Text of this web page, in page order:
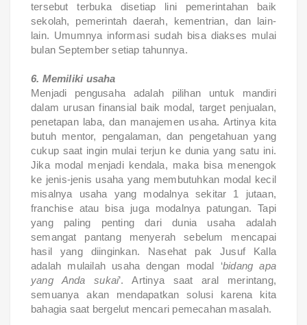
tersebut terbuka disetiap lini pemerintahan baik
sekolah, pemerintah daerah, kementrian, dan lain-
lain. Umumnya informasi sudah bisa diakses mulai
bulan September setiap tahunnya.
6. Memiliki usaha
Menjadi pengusaha adalah pilihan untuk mandiri
dalam urusan finansial baik modal, target penjualan,
penetapan laba, dan manajemen usaha. Artinya kita
butuh mentor, pengalaman, dan pengetahuan yang
cukup saat ingin mulai terjun ke dunia yang satu ini.
Jika modal menjadi kendala, maka bisa menengok
ke jenis-jenis usaha yang membutuhkan modal kecil
misalnya usaha yang modalnya sekitar 1 jutaan,
franchise atau bisa juga modalnya patungan. Tapi
yang paling penting dari dunia usaha adalah
semangat pantang menyerah sebelum mencapai
hasil yang diinginkan. Nasehat pak Jusuf Kalla
adalah mulailah usaha dengan modal ‘bidang apa
yang Anda sukai’. Artinya saat aral merintang,
semuanya akan mendapatkan solusi karena kita
bahagia saat bergelut mencari pemecahan masalah.